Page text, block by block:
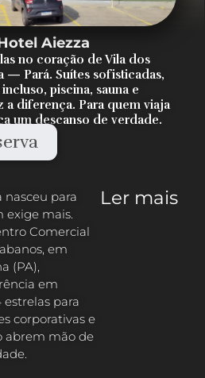
Aiezza
no coração de Vila dos
— Pará. Suítes sofisticadas,
piscina, sauna e
a diferença. Para quem viaja
um descanso de verdade.
nasceu para
exige mais.
Comercial
em
(PA),
em
para
corporativas e
abrem mão de
Ler mais